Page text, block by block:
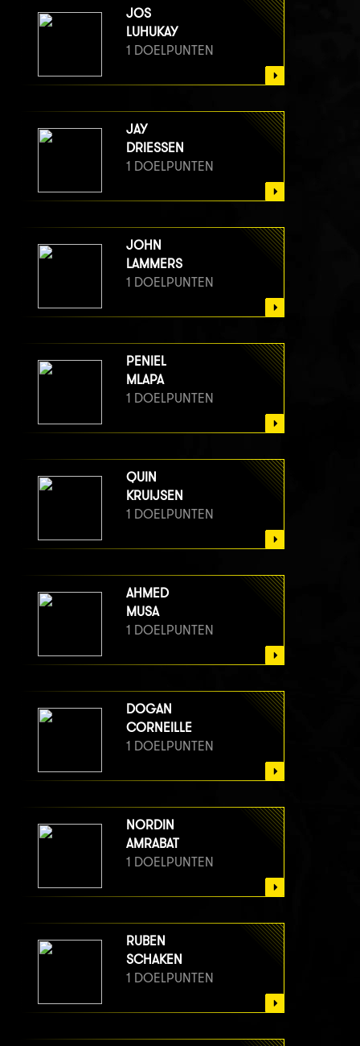
JOS
LUHUKAY
1 DOELPUNTEN
JAY
DRIESSEN
1 DOELPUNTEN
JOHN
LAMMERS
1 DOELPUNTEN
PENIEL
MLAPA
1 DOELPUNTEN
QUIN
KRUIJSEN
1 DOELPUNTEN
AHMED
MUSA
1 DOELPUNTEN
DOGAN
CORNEILLE
1 DOELPUNTEN
NORDIN
AMRABAT
1 DOELPUNTEN
RUBEN
SCHAKEN
1 DOELPUNTEN